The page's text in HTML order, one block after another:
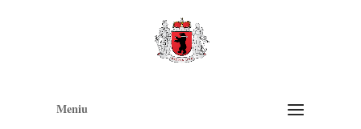
Meniu